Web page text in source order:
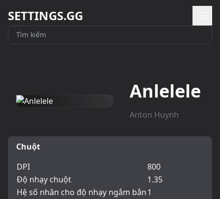
SETTINGS.GG
Anlelele
Anton Huynh
Chuột
DPI
800
Độ nhạy chuột
1.35
Hệ số nhân cho độ nhạy ngắm bắn1